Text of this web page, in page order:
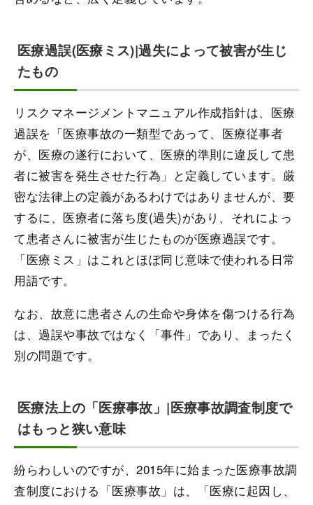
医療過誤(医療ミス)|過失によって被害が生じ
たもの
リスクマネージメントマニュアル作成指針は、医療
過誤を「医療事故の一類型であって、医療従事者
が、医療の遂行において、医療的準則に違反して患
者に被害を発生させた行為」と定義しています。厳
密な法律上の定義があるわけではありませんが、要
するに、医療者に落ち度(過失)があり、それによっ
て患者さんに被害が生じたものが医療過誤です。
「医療ミス」はこれとほぼ同じ意味で使われる日常
用語です。
なお、故意に患者さんの生命や身体を傷つける行為
は、過誤や事故ではなく「事件」であり、まったく
別の問題です。
医療法上の「医療事故」|医療事故調査制度で
はもっと狭い意味
紛らわしいのですが、2015年に始まった医療事故調
査制度における「医療事故」は、「医療に起因し、